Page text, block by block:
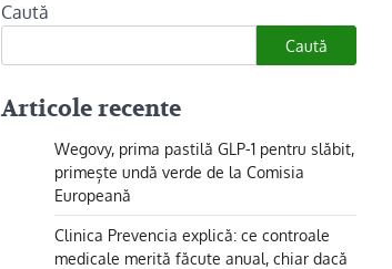
Caută
Caută
Articole recente
Wegovy, prima pastilă GLP-1 pentru slăbit,
primește undă verde de la Comisia
Europeană
Clinica Prevencia explică: ce controale
medicale merită făcute anual, chiar dacă